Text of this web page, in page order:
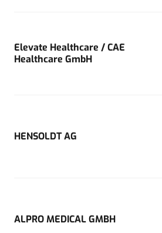
Elevate Healthcare / CAE
Healthcare GmbH
HENSOLDT AG
ALPRO MEDICAL GMBH